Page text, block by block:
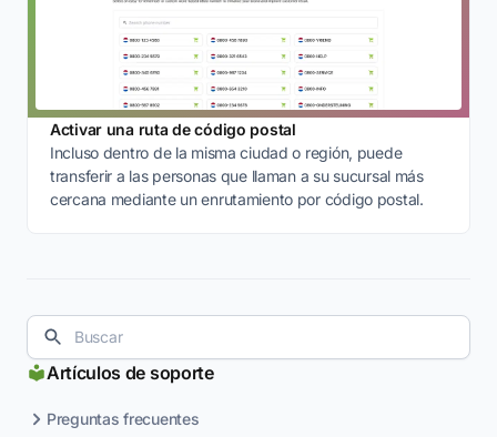
Artículos de soporte
Preguntas frecuentes
Activar una ruta de código postal
Incluso dentro de la misma ciudad o región, puede
transferir a las personas que llaman a su sucursal más
cercana mediante un enrutamiento por código postal.